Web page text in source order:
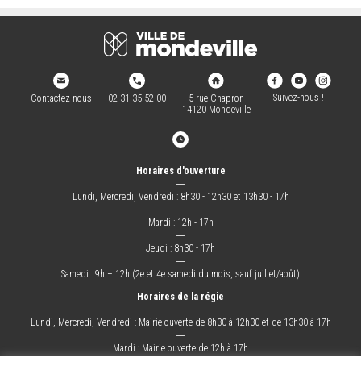
Contactez-nous 02 31 35 52 00
5 rue Chapron
14120 Mondeville
Suivez-nous !
Horaires d'ouverture
―
Lundi, Mercredi, Vendredi : 8h30 - 12h30 et 13h30 - 17h
―
Mardi : 12h - 17h
―
Jeudi : 8h30 - 17h
―
Samedi : 9h – 12h (2e et 4e samedi du mois, sauf juillet/août)
Horaires de la régie
―
Lundi, Mercredi, Vendredi : Mairie ouverte de 8h30 à 12h30 et de 13h30 à 17h
―
Mardi : Mairie ouverte de 12h à 17h